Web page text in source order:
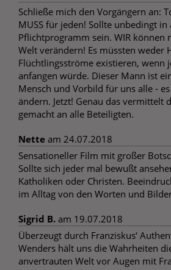
Schließe mich den Vorgängern an:
MUSS für jeden! Sollte unbedingt in
Pflichtprogramm sein. WIR können
Welt verändern! Es müssten weder
Flüchtlingsströme existieren, wenn
anfangen würde. Dieser Mann ist
Mensch und Vorbild für uns alle -
ändern. Jetzt! Genau das vermittelt
gemacht an alle Beteiligten.
Nette am 24.07.2018
Sensationeller Film mit großer
Sollte sich jeder mal bewußt
Katholiken oder Christen.
im Alltag von den Worten und
Sigrid B. am 19.07.2018
Überzeugt durch Franziskus‘
Wenders hält uns die Wahrheiten
anvertrauten Welt vor Augen mit